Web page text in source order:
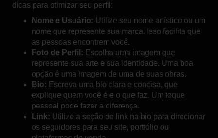
dicas para otimizar seu perfil:
Nome e Usuário: Utilize seu nome artístico ou um
nome que represente sua marca. Isso facilita que
as pessoas encontrem você.
Foto de Perfil: Escolha uma imagem que
represente sua arte e sua identidade. Uma boa
opção é uma imagem de uma de suas obras.
Bio: Escreva uma bio clara e concisa, que
explique quem você é e o que faz. Um toque
pessoal pode fazer a diferença.
Link: Utilize a seção de link na bio para direcionar
os seguidores para seu site, portfólio ou